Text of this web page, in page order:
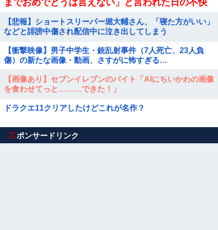
までおめでとうは言えない」と言われた日の不快
フィーバーしてるし
【悲報】ショートスリーパー堀大輔さん、「寝た方がいい」
などと誹謗中傷され配信中に泣き出してしまう
【衝撃映像】男子中学生・銃乱射事件（7人死亡、23人負
傷）の新たな画像・動画、さすがに怖すぎる…
【画像あり】セブンイレブンのバイト「AIにちいかわの画像
を食わせてっと………できた！」
ドラクエ11クリアしたけどこれが名作？
Powered by livedoor 相互RSS
スポンサードリンク